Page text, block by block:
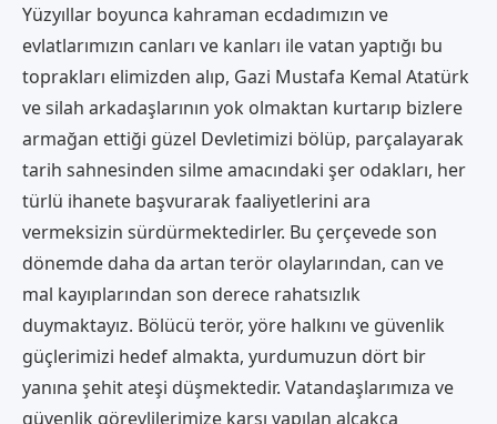
Yüzyıllar boyunca kahraman ecdadımızın ve
evlatlarımızın canları ve kanları ile vatan yaptığı bu
toprakları elimizden alıp, Gazi Mustafa Kemal Atatürk
ve silah arkadaşlarının yok olmaktan kurtarıp bizlere
armağan ettiği güzel Devletimizi bölüp, parçalayarak
tarih sahnesinden silme amacındaki şer odakları, her
türlü ihanete başvurarak faaliyetlerini ara
vermeksizin sürdürmektedirler. Bu çerçevede son
dönemde daha da artan terör olaylarından, can ve
mal kayıplarından son derece rahatsızlık
duymaktayız. Bölücü terör, yöre halkını ve güvenlik
güçlerimizi hedef almakta, yurdumuzun dört bir
yanına şehit ateşi düşmektedir. Vatandaşlarımıza ve
güvenlik görevlilerimize karşı yapılan alçakça